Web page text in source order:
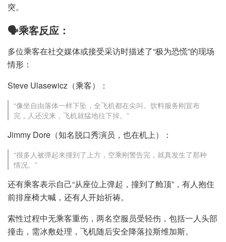
突。
🗣️乘客反应：
多位乘客在社交媒体或接受采访时描述了“极为恐慌”的现场
情形：
Steve Ulasewicz（乘客）：
“像坐自由落体一样下坠，全飞机都在尖叫。饮料服务刚宣布
完，人还没来，飞机就猛地往下掉。”
Jimmy Dore（知名脱口秀演员，也在机上）：
“很多人被弹起来撞到了上方，空乘刚警告完，就真发生了那种
情况。”
还有乘客表示自己“从座位上弹起，撞到了舱顶”，有人抱住
前排座椅大喊，还有人开始祈祷。
索性过程中无乘客重伤，两名空服员受轻伤，包括一人头部
撞击，需冰敷处理，飞机随后安全降落拉斯维加斯。